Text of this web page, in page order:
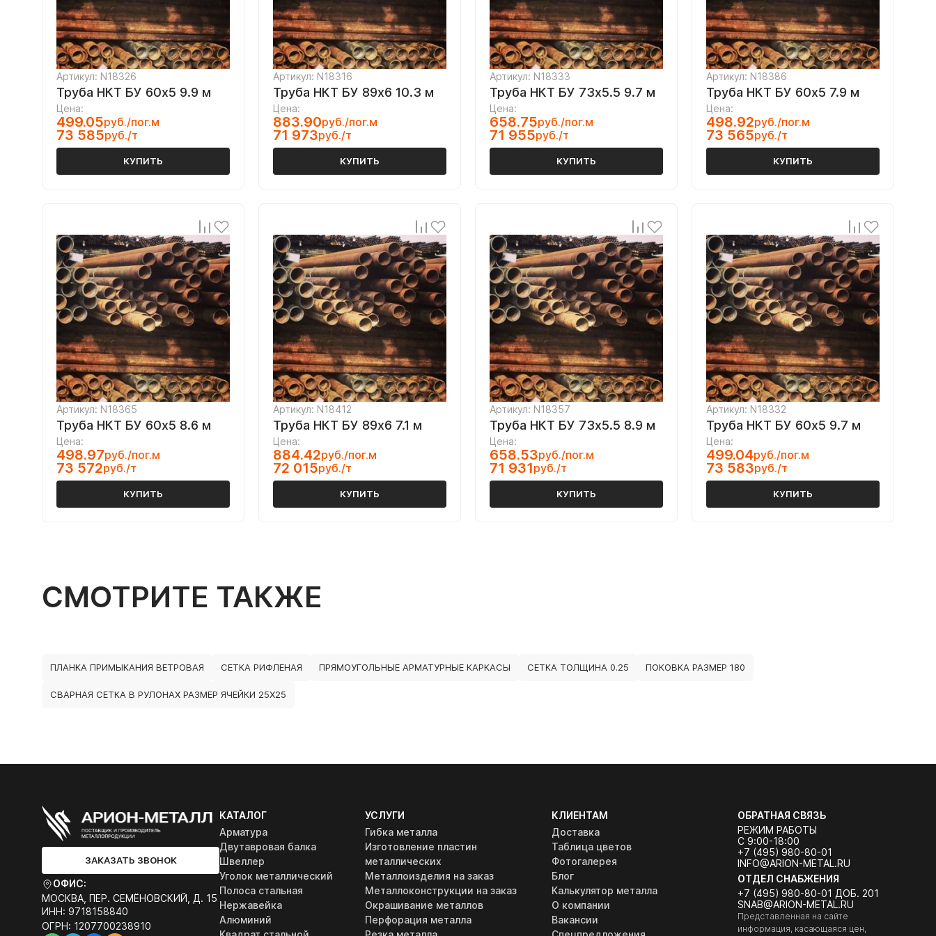
Артикул: N18326
Труба НКТ БУ 60х5 9.9 м
Цена:
499.05руб./пог.м
73 585руб./т
КУПИТЬ
Артикул: N18316
Труба НКТ БУ 89х6 10.3 м
Цена:
883.90руб./пог.м
71 973руб./т
КУПИТЬ
Артикул: N18333
Труба НКТ БУ 73х5.5 9.7 м
Цена:
658.75руб./пог.м
71 955руб./т
КУПИТЬ
Артикул: N18386
Труба НКТ БУ 60х5 7.9 м
Цена:
498.92руб./пог.м
73 565руб./т
КУПИТЬ
Артикул: N18365
Труба НКТ БУ 60х5 8.6 м
Цена:
498.97руб./пог.м
73 572руб./т
КУПИТЬ
Артикул: N18412
Труба НКТ БУ 89х6 7.1 м
Цена:
884.42руб./пог.м
72 015руб./т
КУПИТЬ
Артикул: N18357
Труба НКТ БУ 73х5.5 8.9 м
Цена:
658.53руб./пог.м
71 931руб./т
КУПИТЬ
Артикул: N18332
Труба НКТ БУ 60х5 9.7 м
Цена:
499.04руб./пог.м
73 583руб./т
КУПИТЬ
СМОТРИТЕ ТАКЖЕ
ПЛАНКА ПРИМЫКАНИЯ ВЕТРОВАЯ СЕТКА РИФЛЕНАЯ ПРЯМОУГОЛЬНЫЕ АРМАТУРНЫЕ КАРКАСЫ СЕТКА ТОЛЩИНА 0.25 ПОКОВКА РАЗМЕР 180
СВАРНАЯ СЕТКА В РУЛОНАХ РАЗМЕР ЯЧЕЙКИ 25Х25
ЗАКАЗАТЬ ЗВОНОК
ОФИС:
МОСКВА, ПЕР. СЕМЁНОВСКИЙ, Д. 15
ИНН: 9718158840
ОГРН: 1207700238910
КАТАЛОГ
Арматура
Двутавровая балка
Швеллер
Уголок металлический
Полоса стальная
Нержавейка
Алюминий
УСЛУГИ
Гибка металла
Изготовление пластин
металлических
Металлоизделия на заказ
Металлоконструкции на заказ
Окрашивание металлов
Перфорация металла
КЛИЕНТАМ
Доставка
Таблица цветов
Фотогалерея
Блог
Калькулятор металла
О компании
Вакансии
ОБРАТНАЯ СВЯЗЬ
РЕЖИМ РАБОТЫ
С 9:00-18:00
+7 (495) 980-80-01
INFO@ARION-METAL.RU
ОТДЕЛ СНАБЖЕНИЯ
+7 (495) 980-80-01 ДОБ. 201
SNAB@ARION-METAL.RU
Представленная на сайте
информация, касающаяся цен,